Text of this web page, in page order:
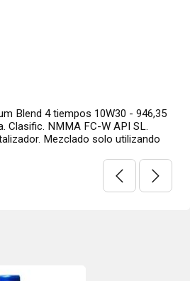
Blend 4 tiempos 10W30 - 946,35
Clasific. NMMA FC-W API SL.
Mezclado solo utilizando